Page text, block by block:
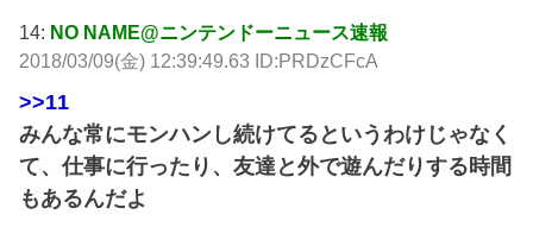
14: NO NAME@ニンテンドーニュース速報
2018/03/09(金) 12:39:49.63 ID:PRDzCFcA
>>11
みんな常にモンハンし続けてるというわけじゃなく
て、仕事に行ったり、友達と外で遊んだりする時間
もあるんだよ